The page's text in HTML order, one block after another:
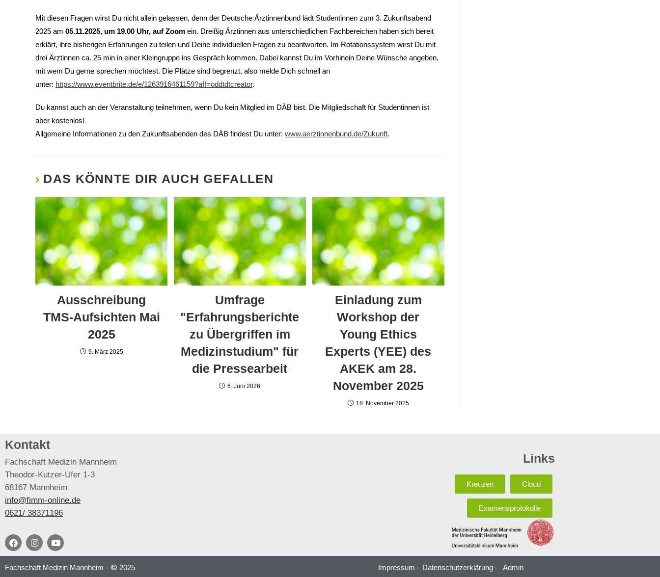
Mit diesen Fragen wirst Du nicht allein gelassen, denn der Deutsche Ärztinnenbund lädt Studentinnen zum 3. Zukunftsabend
2025 am 05.11.2025, um 19.00 Uhr, auf Zoom ein. Dreißig Ärztinnen aus unterschiedlichen Fachbereichen haben sich bereit
erklärt, ihre bisherigen Erfahrungen zu teilen und Deine individuellen Fragen zu beantworten. Im Rotationssystem wirst Du mit
drei Ärztinnen ca. 25 min in einer Kleingruppe ins Gespräch kommen. Dabei kannst Du im Vorhinein Deine Wünsche angeben,
mit wem Du gerne sprechen möchtest. Die Plätze sind begrenzt, also melde Dich schnell an
unter: https://www.eventbrite.de/e/1263916461159?aff=oddtdtcreator.
Du kannst auch an der Veranstaltung teilnehmen, wenn Du kein Mitglied im DÄB bist. Die Mitgliedschaft für Studentinnen ist
aber kostenlos!
Allgemeine Informationen zu den Zukunftsabenden des DÄB findest Du unter: www.aerztinnenbund.de/Zukunft.
DAS KÖNNTE DIR AUCH GEFALLEN
Ausschreibung
TMS-Aufsichten Mai
2025
9. März 2025
Umfrage
"Erfahrungsberichte
zu Übergriffen im
Medizinstudium" für
die Pressearbeit
6. Juni 2026
Einladung zum
Workshop der
Young Ethics
Experts (YEE) des
AKEK am 28.
November 2025
18. November 2025
Kontakt
Fachschaft Medizin Mannheim
Theodor-Kutzer-Ufer 1-3
68167 Mannheim
info@fimm-online.de
0621/ 38371196
Links
Kreuzen Cloud
Examensprotokolle
Fachschaft Medizin Mannheim - 2025 Impressum - Datenschutzerklärung - Admin